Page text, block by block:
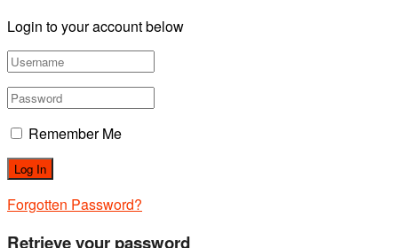
Login to your account below
Remember Me
Forgotten Password?
Retrieve your password